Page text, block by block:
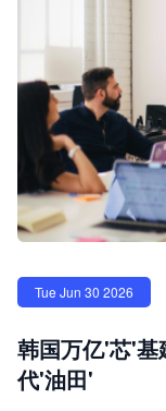
Tue Jun 30 2026
韩国万亿'芯'基
代'油田'